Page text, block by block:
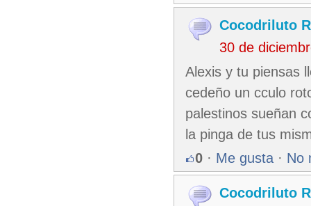
Cocodriluto
30 de
Alexis y tu piensas
cedeño un cculo
palestinos sueñan
la pinga de tus
0 · Me gusta · No
Cocodriluto